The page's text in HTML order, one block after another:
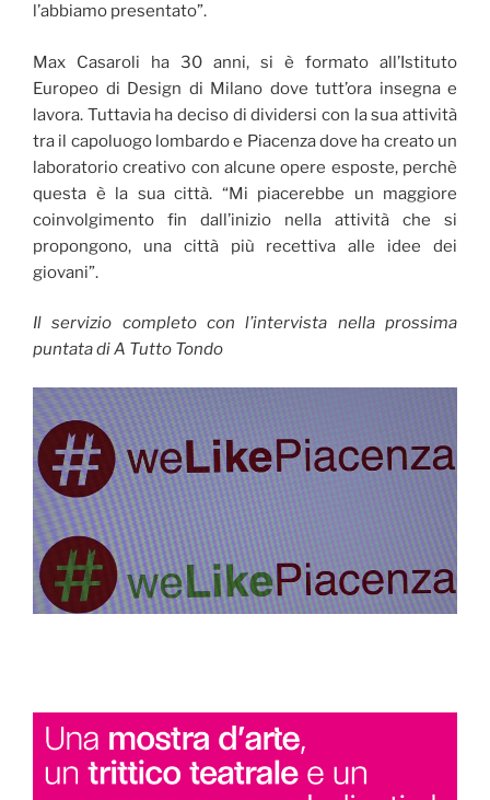
l’abbiamo presentato”.
Max Casaroli ha 30 anni, si è formato all’Istituto
Europeo di Design di Milano dove tutt’ora insegna e
lavora. Tuttavia ha deciso di dividersi con la sua attività
tra il capoluogo lombardo e Piacenza dove ha creato un
laboratorio creativo con alcune opere esposte, perchè
questa è la sua città. “Mi piacerebbe un maggiore
coinvolgimento fin dall’inizio nella attività che si
propongono, una città più recettiva alle idee dei
giovani”.
Il servizio completo con l’intervista nella prossima
puntata di A Tutto Tondo